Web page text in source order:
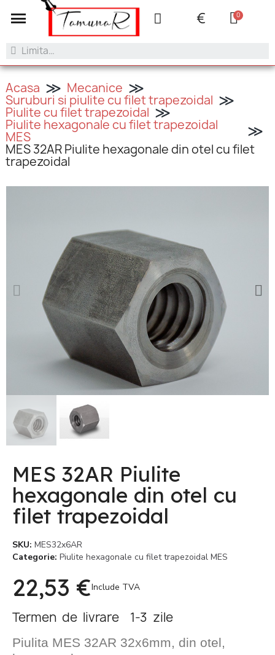
+40 753.042.505 contact@tamunar.ro
€
Acasa Mecanice
Suruburi si piulite cu filet trapezoidal
Piulite cu filet trapezoidal
Piulite hexagonale cu filet trapezoidal
MES
MES 32AR Piulite hexagonale din otel cu filet
trapezoidal
MES 32AR Piulite
hexagonale din otel cu
filet trapezoidal
SKU MES32x6AR
Categorie Piulite hexagonale cu filet trapezoidal MES
22,53 €Include TVA
Termen de livrare 1-3 zile
Piulita MES 32AR 32x6mm, din otel,